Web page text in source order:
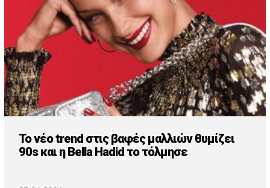
Το νέο trend στις βαφές μαλλιών θυμίζει
90s και η Bella Hadid το τόλμησε